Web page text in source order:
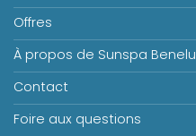
Offres
À propos de Sunspa
Contact
Foire aux questions